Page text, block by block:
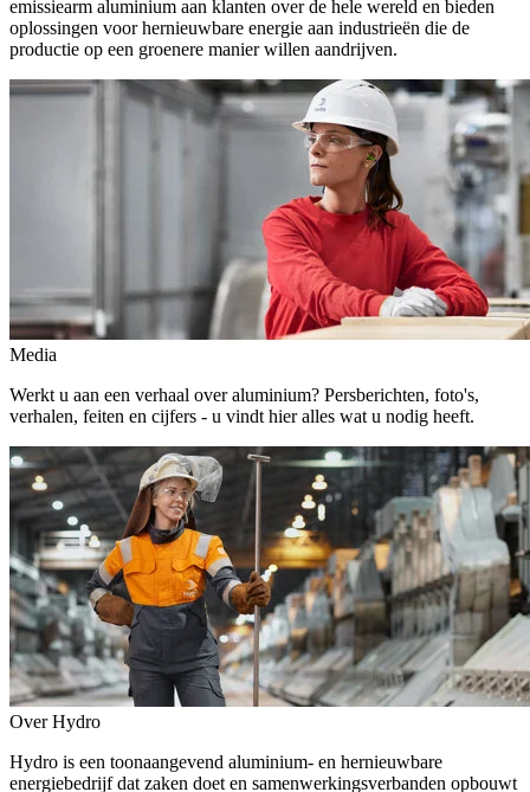
emissiearm aluminium aan klanten over de hele wereld en bieden
oplossingen voor hernieuwbare energie aan industrieën die de
productie op een groenere manier willen aandrijven.
Media
Werkt u aan een verhaal over aluminium? Persberichten, foto's,
verhalen, feiten en cijfers - u vindt hier alles wat u nodig heeft.
Over Hydro
Hydro is een toonaangevend aluminium- en hernieuwbare
energiebedrijf dat zaken doet en samenwerkingsverbanden opbouwt